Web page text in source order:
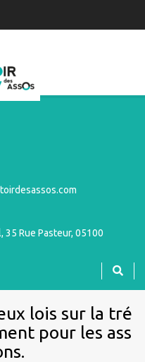
35 Rue Pasteur, 05100
lois sur la tré
pour les ass